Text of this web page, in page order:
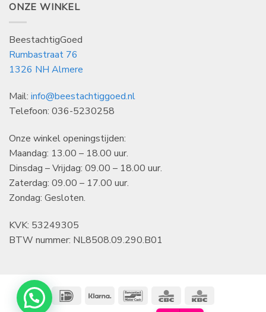
ONZE WINKEL
BeestachtigGoed
Rumbastraat 76
1326 NH Almere
Mail: info@beestachtiggoed.nl
Telefoon: 036-5230258
Onze winkel openingstijden:
Maandag: 13.00 – 18.00 uur.
Dinsdag – Vrijdag: 09.00 – 18.00 uur.
Zaterdag: 09.00 – 17.00 uur.
Zondag: Gesloten.
KVK: 53249305
BTW nummer: NL8508.09.290.B01
IDeal Klarna BancontactCBC